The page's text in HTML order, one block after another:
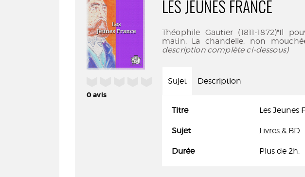
0avis
LES JEUNES FRANCE
Théophile Gautier (1811-1872)"Il
matin. La chandelle, non
description complète ci-dessous)
Sujet Description
Titre Les Jeunes
Sujet Livres & BD
Durée Plus de 2h.